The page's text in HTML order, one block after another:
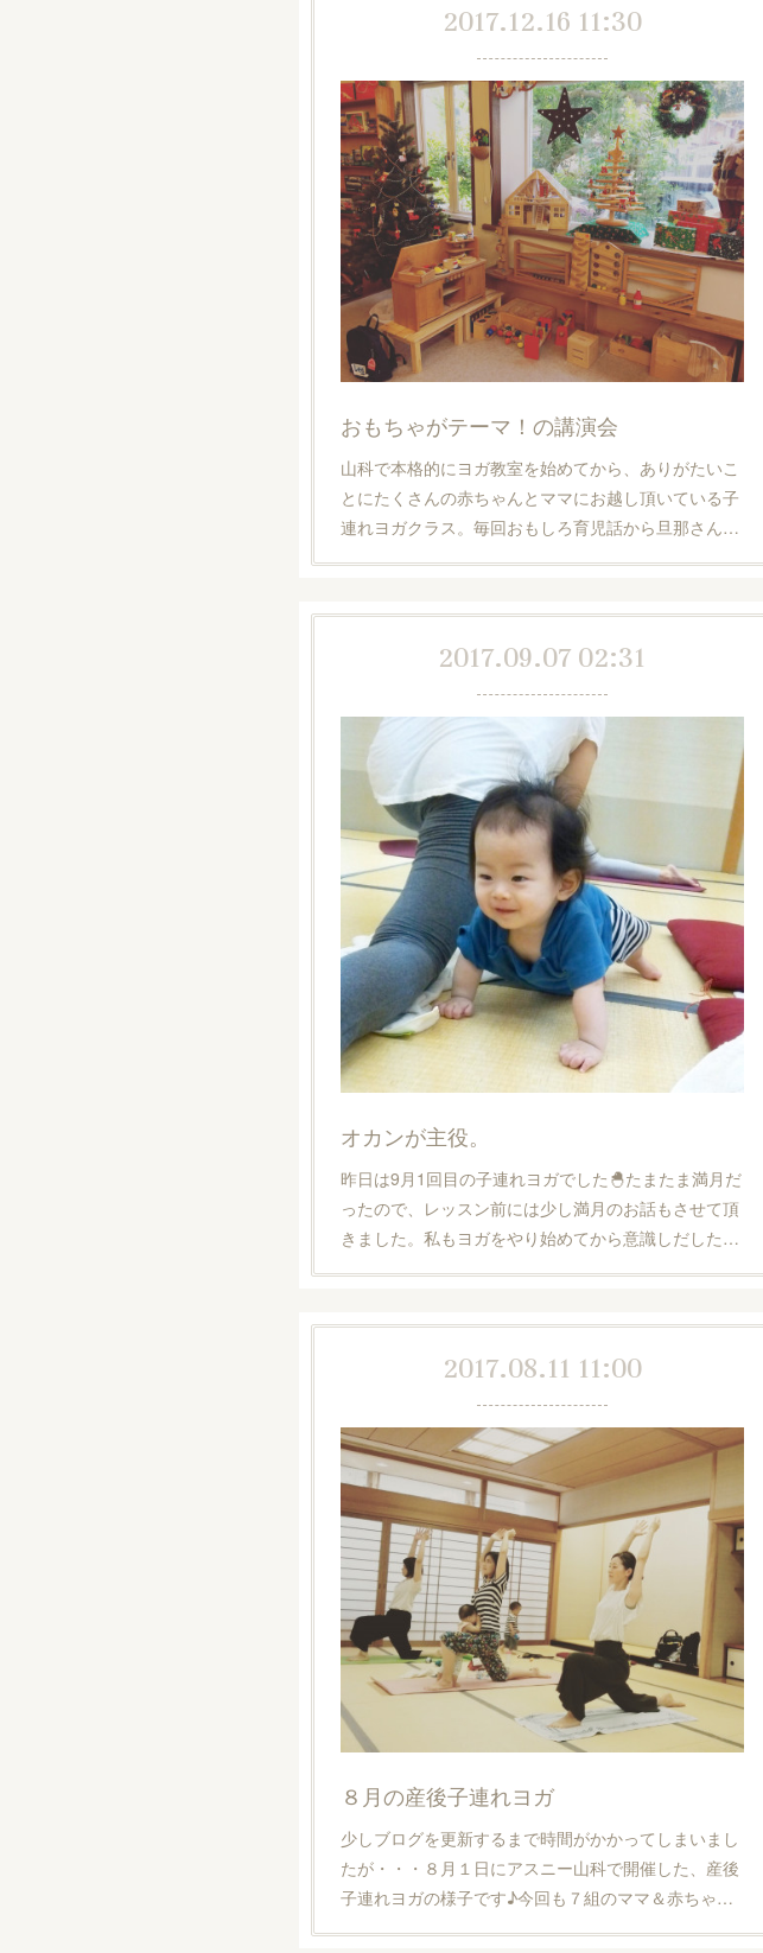
2017.12.16 11:30
おもちゃがテーマ！の講演会
山科で本格的にヨガ教室を始めてから、ありがたいこ
とにたくさんの赤ちゃんとママにお越し頂いている子
連れヨガクラス。毎回おもしろ育児話から旦那さん…
2017.09.07 02:31
オカンが主役。
昨日は9月1回目の子連れヨガでした🐣たまたま満月だ
ったので、レッスン前には少し満月のお話もさせて頂
きました。私もヨガをやり始めてから意識しだした…
2017.08.11 11:00
８月の産後子連れヨガ
少しブログを更新するまで時間がかかってしまいまし
たが・・・８月１日にアスニー山科で開催した、産後
子連れヨガの様子です♪今回も７組のママ＆赤ちゃ…